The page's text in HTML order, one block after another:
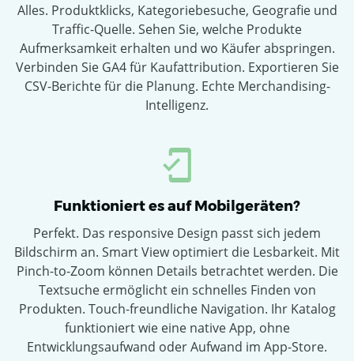
Alles. Produktklicks, Kategoriebesuche, Geografie und
Traffic-Quelle. Sehen Sie, welche Produkte
Aufmerksamkeit erhalten und wo Käufer abspringen.
Verbinden Sie GA4 für Kaufattribution. Exportieren Sie
CSV-Berichte für die Planung. Echte Merchandising-
Intelligenz.
Funktioniert es auf Mobilgeräten?
Perfekt. Das responsive Design passt sich jedem
Bildschirm an. Smart View optimiert die Lesbarkeit. Mit
Pinch-to-Zoom können Details betrachtet werden. Die
Textsuche ermöglicht ein schnelles Finden von
Produkten. Touch-freundliche Navigation. Ihr Katalog
funktioniert wie eine native App, ohne
Entwicklungsaufwand oder Aufwand im App-Store.